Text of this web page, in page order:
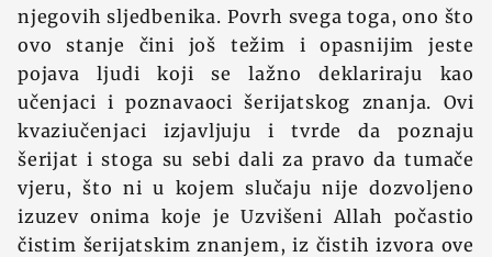
njegovih sljedbenika. Povrh svega toga, ono što
ovo stanje čini još težim i opasnijim jeste
pojava ljudi koji se lažno deklariraju kao
učenjaci i poznavaoci šerijatskog znanja. Ovi
kvaziučenjaci izjavljuju i tvrde da poznaju
šerijat i stoga su sebi dali za pravo da tumače
vjeru, što ni u kojem slučaju nije dozvoljeno
izuzev onima koje je Uzvišeni Allah počastio
čistim šerijatskim znanjem, iz čistih izvora ove